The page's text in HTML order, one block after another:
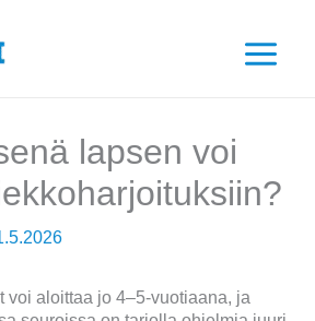
lapsen voi
voi aloittaa jo 4–5-vuotiaana, ja